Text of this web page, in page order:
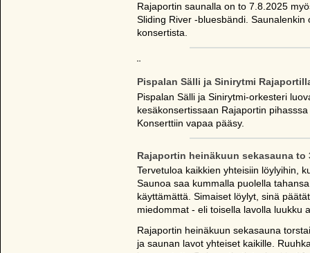
Rajaportin saunalla on to 7.8.2025
Sliding River -bluesbändi.
konsertista.
¨
Pispalan Sälli ja Sinirytmi
Pispalan Sälli ja Sinirytmi-orkesteri
kesäkonsertissaan Rajaportin
Konserttiin vapaa pääsy.
Rajaportin heinäkuun sekasauna to
Tervetuloa kaikkien yhteisiin löylyihin,
Saunoa saa kummalla puolella
käyttämättä. Simaiset löylyt, sinä
miedommat - eli toisella lavolla luukku
Rajaportin heinäkuun sekasauna
ja saunan lavot yhteiset kaikille.